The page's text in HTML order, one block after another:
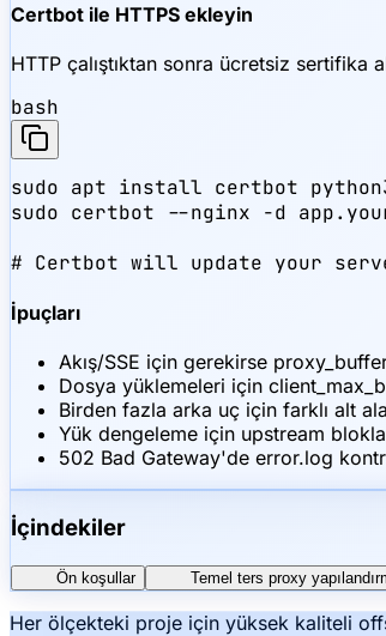
Certbot ile HTTPS ekleyin
HTTP çalıştıktan sonra ücretsiz sertifika
bash
sudo apt install certbot
sudo certbot --nginx -d
# Certbot will update your
İpuçları
Akış/SSE için gerekirse
Dosya yüklemeleri için
Birden fazla arka uç için farklı alt
Yük dengeleme için upstream
502 Bad Gateway'de error.log
İçindekiler
Ön koşullar Temel ters proxy
Her ölçekteki proje için yüksek kaliteli